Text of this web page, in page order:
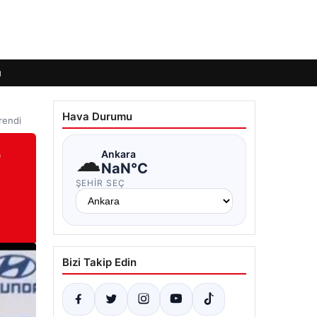
Hava Durumu
☁Ankara
NaN°C
ŞEHIR SEÇ
Bizi Takip Edin